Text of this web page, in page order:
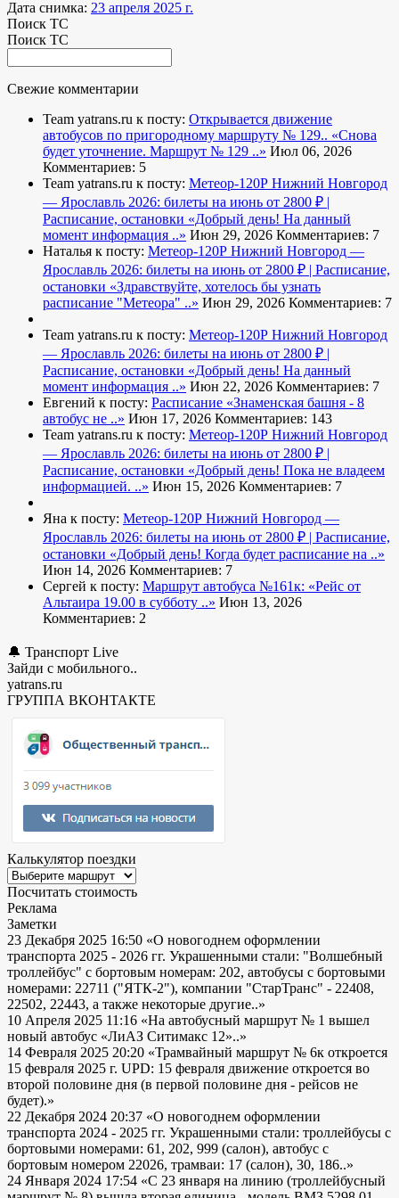
Дата снимка: 23 апреля 2025 г.
Поиск ТС
Поиск ТС
Свежие комментарии
Team yatrans.ru к посту: Открывается движение
автобусов по пригородному маршруту № 129.. «Снова
будет уточнение. Маршрут № 129 ..» Июл 06, 2026
Комментариев: 5
Team yatrans.ru к посту: Метеор-120Р Нижний Новгород
— Ярославль 2026: билеты на июнь от 2800 ₽ |
Расписание, остановки «Добрый день! На данный
момент информация ..» Июн 29, 2026 Комментариев: 7
Наталья к посту: Метеор-120Р Нижний Новгород —
Ярославль 2026: билеты на июнь от 2800 ₽ | Расписание,
остановки «Здравствуйте, хотелось бы узнать
расписание "Метеора" ..» Июн 29, 2026 Комментариев: 7
Team yatrans.ru к посту: Метеор-120Р Нижний Новгород
— Ярославль 2026: билеты на июнь от 2800 ₽ |
Расписание, остановки «Добрый день! На данный
момент информация ..» Июн 22, 2026 Комментариев: 7
Евгений к посту: Расписание «Знаменская башня - 8
автобус не ..» Июн 17, 2026 Комментариев: 143
Team yatrans.ru к посту: Метеор-120Р Нижний Новгород
— Ярославль 2026: билеты на июнь от 2800 ₽ |
Расписание, остановки «Добрый день! Пока не владеем
информацией. ..» Июн 15, 2026 Комментариев: 7
Яна к посту: Метеор-120Р Нижний Новгород —
Ярославль 2026: билеты на июнь от 2800 ₽ | Расписание,
остановки «Добрый день! Когда будет расписание на ..»
Июн 14, 2026 Комментариев: 7
Сергей к посту: Маршрут автобуса №161к: «Рейс от
Альтаира 19.00 в субботу ..» Июн 13, 2026
Комментариев: 2
🔔 Транспорт Live
Зайди с мобильного..
yatrans.ru
ГРУППА ВКОНТАКТЕ
Калькулятор поездки
Посчитать стоимость
Реклама
Заметки
23 Декабря 2025 16:50 «О новогоднем оформлении
транспорта 2025 - 2026 гг. Украшенными стали: "Волшебный
троллейбус" с бортовым номерам: 202, автобусы с бортовыми
номерами: 22711 ("ЯТК-2"), компании "СтарТранс" - 22408,
22502, 22443, а также некоторые другие..»
10 Апреля 2025 11:16 «На автобусный маршрут № 1 вышел
новый автобус «ЛиАЗ Ситимакс 12»..»
14 Февраля 2025 20:20 «Трамвайный маршрут № 6к откроется
15 февраля 2025 г. UPD: 15 февраля движение откроется во
второй половине дня (в первой половине дня - рейсов не
будет).»
22 Декабря 2024 20:37 «О новогоднем оформлении
транспорта 2024 - 2025 гг. Украшенными стали: троллейбусы с
бортовыми номерами: 61, 202, 999 (салон), автобус с
бортовым номером 22026, трамваи: 17 (салон), 30, 186..»
24 Января 2024 17:54 «С 23 января на линию (троллейбусный